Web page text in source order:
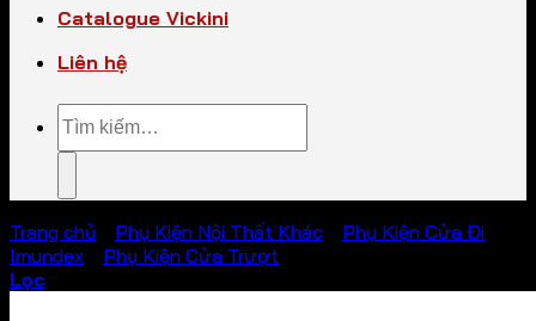
Catalogue Vickini
Liên hệ
Tìm
kiếm:
Trang chủ Phụ Kiện Nội Thất Khác
Phụ Kiện Cửa Đi
Imundex
Phụ Kiện Cửa Trượt
Lọc